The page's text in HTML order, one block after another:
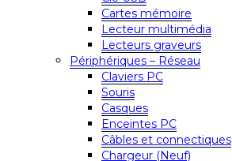
Cartes mémoire
Lecteur multimédia
Lecteurs graveurs
Périphériques – Réseau
Claviers PC
Souris
Casques
Enceintes PC
Câbles et connectiques
Chargeur (Neuf)